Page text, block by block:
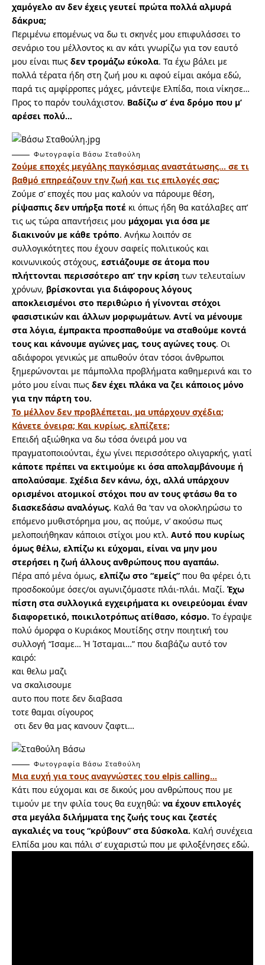
χαμόγελο αν δεν έχεις γευτεί πρώτα πολλά αλμυρά
δάκρυα;
Περιμένω επομένως να δω τι σκηνές μου επιφυλάσσει το
σενάριο του μέλλοντος κι αν κάτι γνωρίζω για τον εαυτό
μου είναι πως δεν τρομάζω εύκολα. Τα έχω βάλει με
πολλά τέρατα ήδη στη ζωή μου κι αφού είμαι ακόμα εδώ,
παρά τις αμφίρροπες μάχες, μάντεψε Ελπίδα, ποια νίκησε…
Προς το παρόν τουλάχιστον. Βαδίζω σ’ ένα δρόμο που μ’
αρέσει πολύ…
Φωτογραφία Βάσω Σταθούλη
Ζούμε εποχές μεγάλης παγκόσμιας αναστάτωσης… σε τι
βαθμό επηρεάζουν την ζωή και τις επιλογές σας;
Ζούμε σ’ εποχές που μας καλούν να πάρουμε θέση,
ρίψασπις δεν υπήρξα ποτέ κι όπως ήδη θα κατάλαβες απ’
τις ως τώρα απαντήσεις μου μάχομαι για όσα με
διακινούν με κάθε τρόπο. Ανήκω λοιπόν σε
συλλογικότητες που έχουν σαφείς πολιτικούς και
κοινωνικούς στόχους, εστιάζουμε σε άτομα που
πλήττονται περισσότερο απ’ την κρίση των τελευταίων
χρόνων, βρίσκονται για διάφορους λόγους
αποκλεισμένοι στο περιθώριο ή γίνονται στόχοι
φασιστικών και άλλων μορφωμάτων. Αντί να μένουμε
στα λόγια, έμπρακτα προσπαθούμε να σταθούμε κοντά
τους και κάνουμε αγώνες μας, τους αγώνες τους. Οι
αδιάφοροι γενικώς με απωθούν όταν τόσοι άνθρωποι
ξημερώνονται με πάμπολλα προβλήματα καθημερινά και το
μότο μου είναι πως δεν έχει πλάκα να ζει κάποιος μόνο
για την πάρτη του.
Το μέλλον δεν προβλέπεται, μα υπάρχουν σχέδια;
Κάνετε όνειρα; Και κυρίως, ελπίζετε;
Επειδή αξιώθηκα να δω τόσα όνειρά μου να
πραγματοποιούνται, έχω γίνει περισσότερο ολιγαρκής, γιατί
κάποτε πρέπει να εκτιμούμε κι όσα απολαμβάνουμε ή
απολαύσαμε. Σχέδια δεν κάνω, όχι, αλλά υπάρχουν
ορισμένοι ατομικοί στόχοι που αν τους φτάσω θα το
διασκεδάσω αναλόγως. Καλά θα ‘ταν να ολοκληρώσω το
επόμενο μυθιστόρημα μου, ας πούμε, ν’ ακούσω πως
μελοποιήθηκαν κάποιοι στίχοι μου κτλ. Αυτό που κυρίως
όμως θέλω, ελπίζω κι εύχομαι, είναι να μην μου
στερήσει η ζωή άλλους ανθρώπους που αγαπάω.
Πέρα από μένα όμως, ελπίζω στο “εμείς” που θα φέρει ό,τι
προσδοκούμε όσες/οι αγωνιζόμαστε πλάι-πλάι. Μαζί. Έχω
πίστη στα συλλογικά εγχειρήματα κι ονειρεύομαι έναν
διαφορετικό, ποικιλοτρόπως ατίθασο, κόσμο. Το έγραψε
πολύ όμορφα ο Κυριάκος Μουτίδης στην ποιητική του
συλλογή “Ισαμε… Ή Ίσταμαι…” που διαβάζω αυτό τον
καιρό:
και θελω μαζι
να σκαλισουμε
αυτο που ποτε δεν διαβασα
τοτε θαμαι σίγουρος
οτι δεν θα μας κανουν ζαφτι…
Φωτογραφία Βάσω Σταθούλη
Μια ευχή για τους αναγνώστες του elpis calling…
Κάτι που εύχομαι και σε δικούς μου ανθρώπους που με
τιμούν με την φιλία τους θα ευχηθώ: να έχουν επιλογές
στα μεγάλα διλήμματα της ζωής τους και ζεστές
αγκαλιές να τους “κρύβουν” στα δύσκολα. Καλή συνέχεια
Ελπίδα μου και πάλι σ’ ευχαριστώ που με φιλοξένησες εδώ.